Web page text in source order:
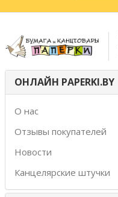
ОНЛАЙН PAPERKI.BY
О нас
Отзывы покупателей
Новости
Канцелярские штучки